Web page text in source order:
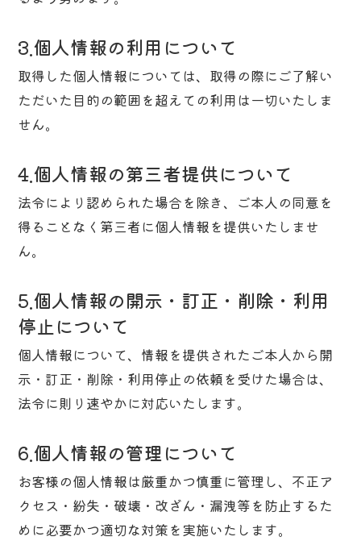
3.個人情報の利用について
取得した個人情報については、取得の際にご了解い
ただいた目的の範囲を超えての利用は一切いたしま
せん。
4.個人情報の第三者提供について
法令により認められた場合を除き、ご本人の同意を
得ることなく第三者に個人情報を提供いたしませ
ん。
5.個人情報の開示・訂正・削除・利用
停止について
個人情報について、情報を提供されたご本人から開
示・訂正・削除・利用停止の依頼を受けた場合は、
法令に則り速やかに対応いたします。
6.個人情報の管理について
お客様の個人情報は厳重かつ慎重に管理し、不正ア
クセス・紛失・破壊・改ざん・漏洩等を防止するた
めに必要かつ適切な対策を実施いたします。